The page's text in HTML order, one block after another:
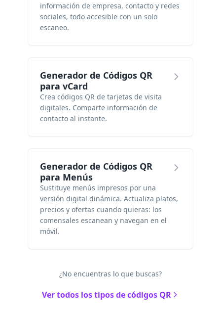
información de empresa, contacto y redes
sociales, todo accesible con un solo
escaneo.
Generador de Códigos QR
para vCard
Crea códigos QR de tarjetas de visita
digitales. Comparte información de
contacto al instante.
Generador de Códigos QR
para Menús
Sustituye menús impresos por una
versión digital dinámica. Actualiza platos,
precios y ofertas cuando quieras: los
comensales escanean y navegan en el
móvil.
¿No encuentras lo que buscas?
Ver todos los tipos de códigos QR